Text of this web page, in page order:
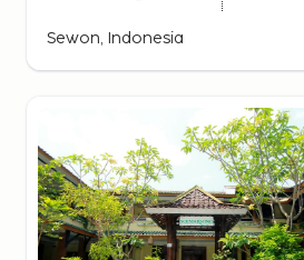
Sewon, Indonesia